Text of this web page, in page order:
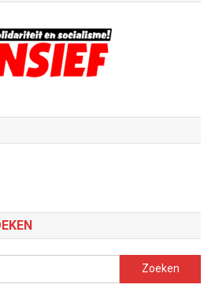
Zoeken
naar: